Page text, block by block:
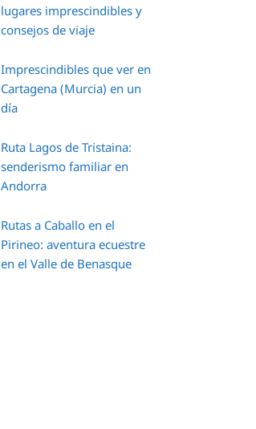
lugares imprescindibles y
consejos de viaje
Imprescindibles que ver en
Cartagena (Murcia) en un
día
Ruta Lagos de Tristaina:
senderismo familiar en
Andorra
Rutas a Caballo en el
Pirineo: aventura ecuestre
en el Valle de Benasque